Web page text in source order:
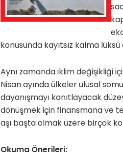
konusunda kayıtsız kalma lüksü
Aynı zamanda iklim değişikliği
Nisan ayında ülkeler ulusal
dayanışmayı kanıtlayacak
dönüşmek için finansmana ve
aşı başta olmak üzere birçok
Okuma Önerileri: